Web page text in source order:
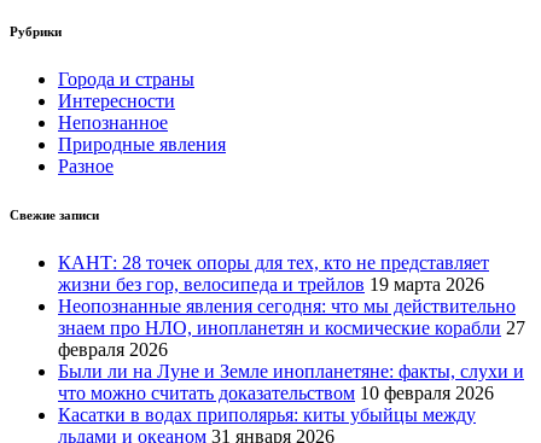
Рубрики
Города и страны
Интересности
Непознанное
Природные явления
Разное
Свежие записи
КАНТ: 28 точек опоры для тех, кто не представляет
жизни без гор, велосипеда и трейлов 19 марта 2026
Неопознанные явления сегодня: что мы действительно
знаем про НЛО, инопланетян и космические корабли 27
февраля 2026
Были ли на Луне и Земле инопланетяне: факты, слухи и
что можно считать доказательством 10 февраля 2026
Касатки в водах приполярья: киты убыйцы между
льдами и океаном 31 января 2026